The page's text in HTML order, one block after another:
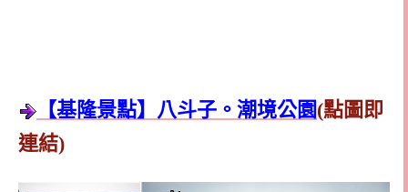
【基隆景點】八斗子。潮境公園(點圖即
連結)